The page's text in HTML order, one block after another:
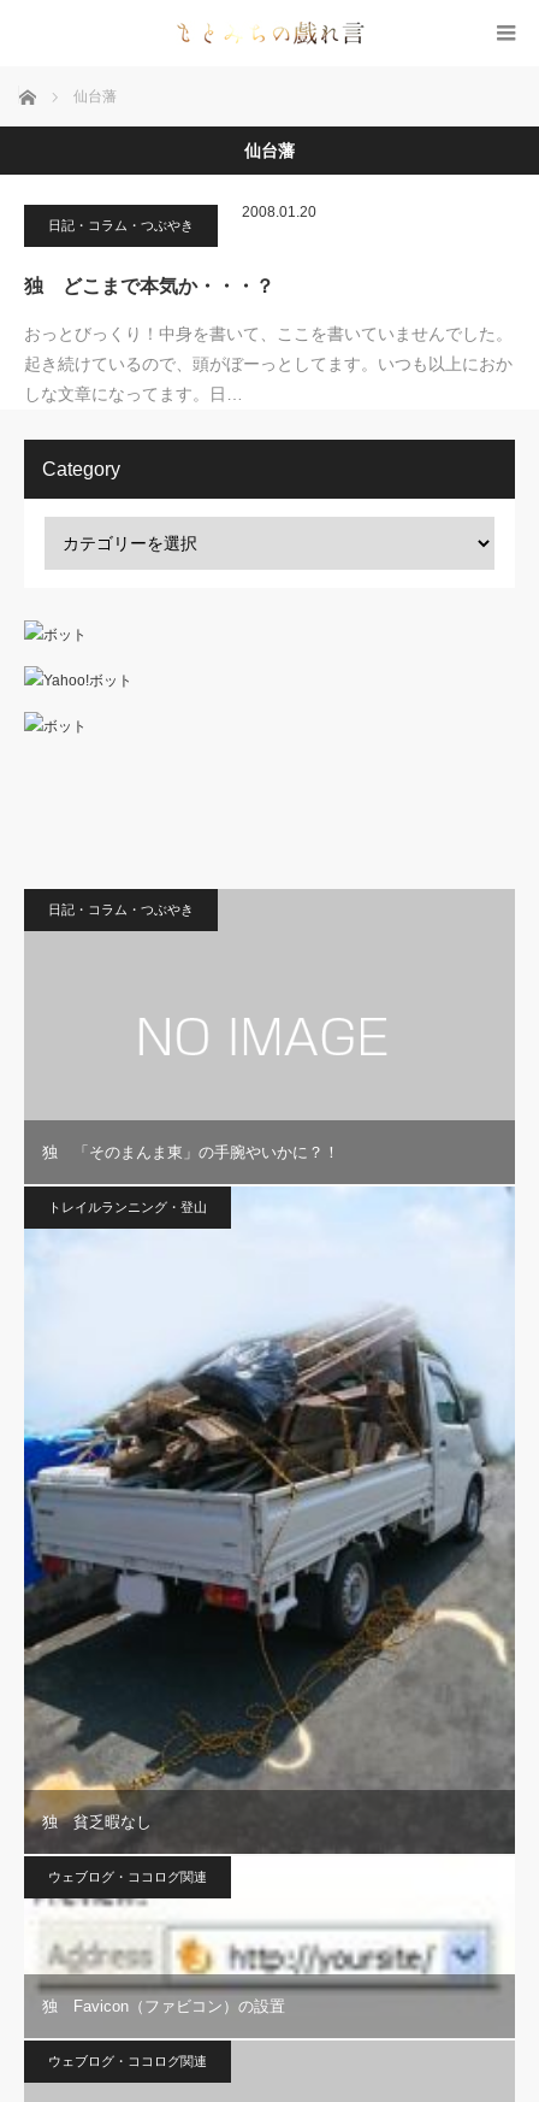
ホーム 仙台藩
仙台藩
日記・コラム・つぶやき
2008.01.20
独 どこまで本気か・・・？
おっとびっくり！中身を書いて、ここを書いていませんでした。
起き続けているので、頭がぼーっとしてます。いつも以上におか
しな文章になってます。日…
Category
日記・コラム・つぶやき
独 「そのまんま東」の手腕やいかに？！
トレイルランニング・登山
独 貧乏暇なし
ウェブログ・ココログ関連
独 Favicon（ファビコン）の設置
ウェブログ・ココログ関連